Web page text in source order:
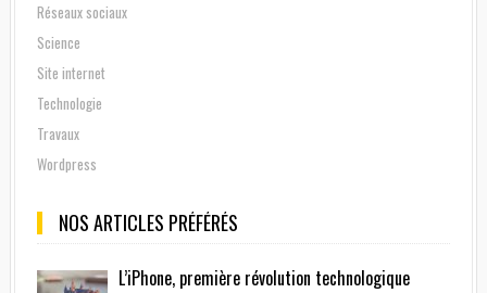
Réseaux sociaux
Science
Site internet
Technologie
Travaux
Wordpress
NOS ARTICLES PRÉFÉRÉS
L’iPhone, première révolution technologique